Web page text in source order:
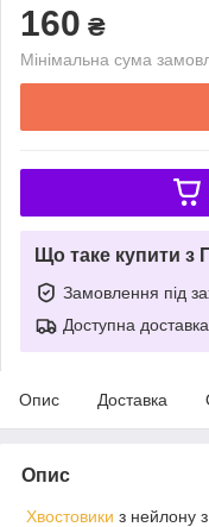
160 ₴
Мінімальна сума
Що таке купити з
Замовлення під
Доступна доставка
Опис Доставка
Опис
Хвостовики з нейлону